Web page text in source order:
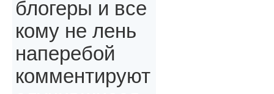
блогеры и все
кому не лень
наперебой
комментируют